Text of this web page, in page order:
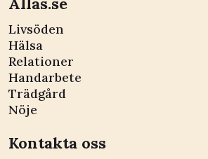
Livsöden
Hälsa
Relationer
Handarbete
Trädgård
Nöje
Kontakta oss